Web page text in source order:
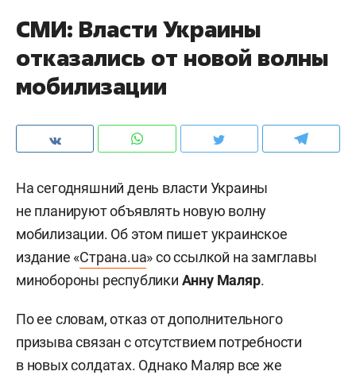
СМИ: Власти Украины
отказались от новой волны
мобилизации
На сегодняшний день власти Украины
не планируют объявлять новую волну
мобилизации. Об этом пишет украинское
издание «Страна.ua» со ссылкой на замглавы
минобороны республики Анну Маляр.
По ее словам, отказ от дополнительного
призыва связан с отсутствием потребности
в новых солдатах. Однако Маляр все же